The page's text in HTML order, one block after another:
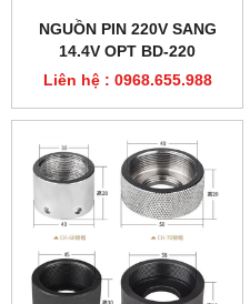
NGUỒN PIN 220V SANG
14.4V OPT BD-220
Liên hệ : 0968.655.988